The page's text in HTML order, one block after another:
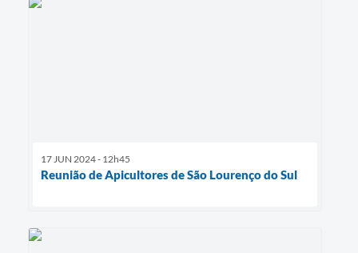
17 JUN 2024 - 12h45
Reunião de Apicultores de São Lourenço do Sul